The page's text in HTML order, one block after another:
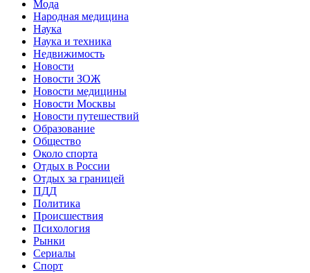
Мода
Народная медицина
Наука
Наука и техника
Недвижимость
Новости
Новости ЗОЖ
Новости медицины
Новости Москвы
Новости путешествий
Образование
Общество
Около спорта
Отдых в России
Отдых за границей
ПДД
Политика
Происшествия
Психология
Рынки
Сериалы
Спорт